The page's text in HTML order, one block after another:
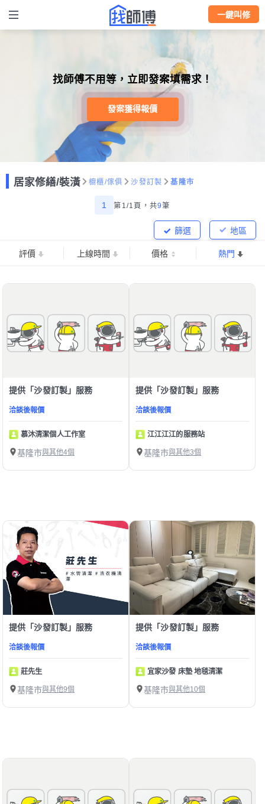
一鍵叫修
找師傅不用等，立即發案填需求！
發案獲得報價
居家修繕/裝潢 櫥櫃/傢俱 沙發訂製 基隆市
1 第1/1頁， 共9筆
地區
篩選
評價 上線時間 價格 熱門
提供「沙發訂製」服務
洽談後報價
慕沐清潔個人工作室
基隆市與其他4個
提供「沙發訂製」服務
洽談後報價
江江江江的服務站
基隆市與其他3個
提供「沙發訂製」服務
洽談後報價
莊先生
基隆市與其他9個
提供「沙發訂製」服務
洽談後報價
宜家沙發 床墊 地毯清潔
基隆市與其他10個